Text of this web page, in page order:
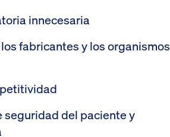
innecesaria
fabricantes y los organismos
seguridad del paciente y